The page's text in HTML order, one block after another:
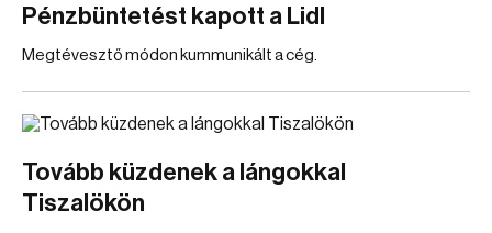
Pénzbüntetést kapott a Lidl
Megtévesztő módon kummunikált a cég.
Tovább küzdenek a lángokkal
Tiszalökön